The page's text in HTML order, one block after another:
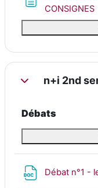
CONSIGNES
Repliern+i 2nd
Débats
Débat n°1 -